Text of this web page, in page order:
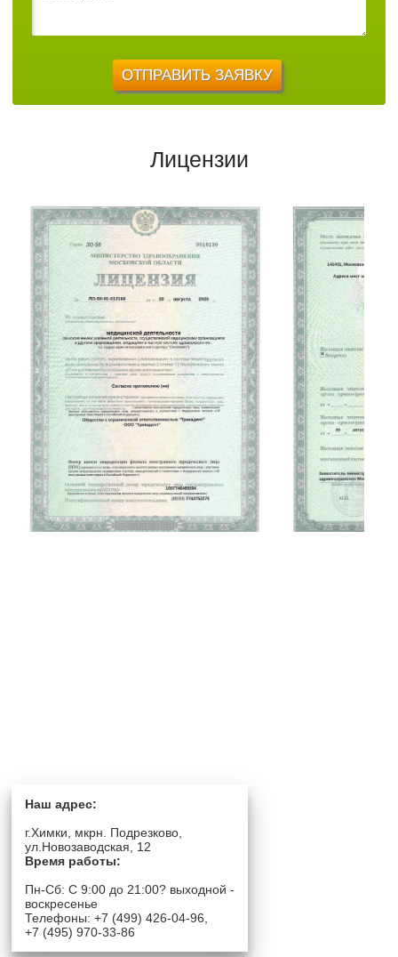
Лицензии
Наш адрес:
г.Химки, мкрн. Подрезково,
ул.Новозаводская, 12
Время работы:
Пн-Сб: C 9:00 до 21:00? выходной -
воскресенье
Телефоны: +7 (499) 426-04-96,
+7 (495) 970-33-86